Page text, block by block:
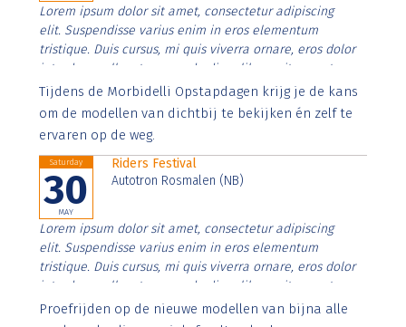
Lorem ipsum dolor sit amet, consectetur adipiscing
elit. Suspendisse varius enim in eros elementum
tristique. Duis cursus, mi quis viverra ornare, eros dolor
interdum nulla, ut commodo diam libero vitae erat.
Aenean faucibus nibh et justo cursus id rutrum lorem
imperdiet. Nunc ut sem vitae risus tristique posuere.
Tijdens de Morbidelli Opstapdagen krijg je de kans
om de modellen van dichtbij te bekijken én zelf te
ervaren op de weg.
Saturday
30
MAY
Riders Festival
Autotron Rosmalen (NB)
Lorem ipsum dolor sit amet, consectetur adipiscing
elit. Suspendisse varius enim in eros elementum
tristique. Duis cursus, mi quis viverra ornare, eros dolor
interdum nulla, ut commodo diam libero vitae erat.
Aenean faucibus nibh et justo cursus id rutrum lorem
imperdiet. Nunc ut sem vitae risus tristique posuere.
Proefrijden op de nieuwe modellen van bijna alle